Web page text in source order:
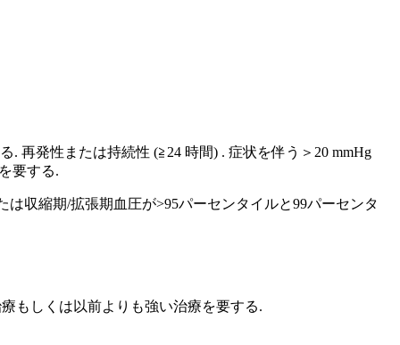
. 再発性または持続性 (≧24 時間) . 症状を伴う＞20 mmHg
要する.
収縮期/拡張期血圧が>95パーセンタイルと99パーセンタ
もしくは以前よりも強い治療を要する.